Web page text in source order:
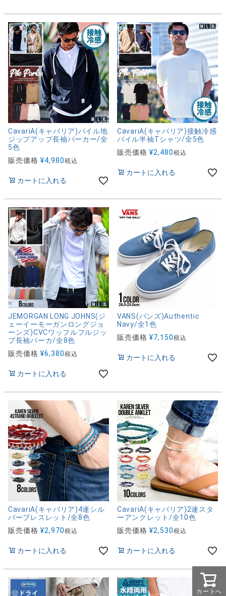
CavariA(キャバリア)パイル地
ジップアップ長袖パーカー/全
5色
販売価格 ¥4,980税込
カートに入れる
CavariA(キャバリア)接触冷感
パイル半袖Tシャツ/全5色
販売価格 ¥2,480税込
カートに入れる
JEMORGAN LONG JOHNS(ジ
ェーイーモーガンロングジョ
ーンズ)CVCワッフルフルジッ
プ長袖パーカ/全8色
販売価格 ¥6,380税込
カートに入れる
VANS(バンズ)Authentic
Navy/全1色
販売価格 ¥7,150税込
カートに入れる
CavariA(キャバリア)4連シル
バーブレスレット/全8色
販売価格 ¥2,970税込
カートに入れる
CavariA(キャバリア)2連スタ
ーアンクレット/全10色
販売価格 ¥2,530税込
カートに入れる
カートへ